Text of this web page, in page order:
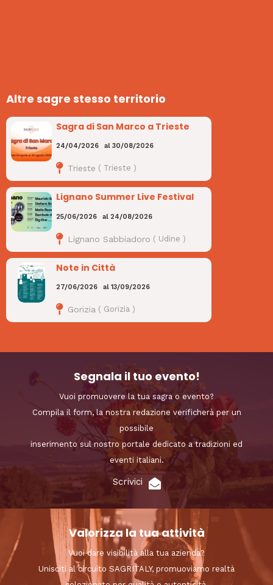
Altre sagre stesso territorio
Sagra di San Marco a Trieste
24/04/2026 al30/08/2026
Trieste ( Trieste )
Lignano Summer Live Festival
25/06/2026 al 24/08/2026
Lignano Sabbiadoro ( Udine )
Note in Città
27/06/2026 al13/09/2026
Gorizia ( Gorizia )
Segnala il tuo evento!
Vuoi promuovere la tua sagra o evento?
Compila il form, la nostra redazione verificherà per un
possibile
inserimento sul nostro portale dedicato a tradizioni ed
eventi italiani.
Scrivici
Valorizza la tua attività
Vuoi dare visibilità alla tua azienda?
Unisciti al circuito SAGRITALY, promuoviamo realtà